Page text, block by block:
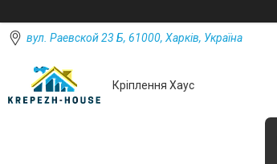
вул. Раевской 23 Б, 61000, Харків, Україна
Кріплення Хаус